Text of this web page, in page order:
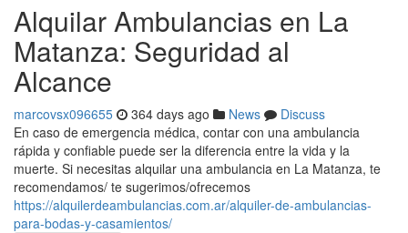
Alquilar Ambulancias en La
Matanza: Seguridad al
Alcance
marcovsx096655 364 days ago News
Discuss
En caso de emergencia médica, contar con una ambulancia
rápida y confiable puede ser la diferencia entre la vida y la
muerte. Si necesitas alquilar una ambulancia en La Matanza, te
recomendamos/ te sugerimos/ofrecemos
https://alquilerdeambulancias.com.ar/alquiler-de-ambulancias-
para-bodas-y-casamientos/